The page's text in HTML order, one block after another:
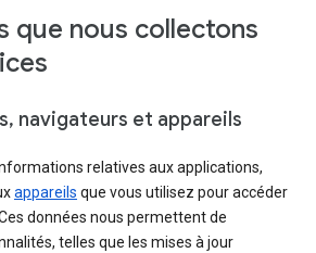
que nous collectons
navigateurs et appareils
relatives aux applications,
appareils que vous utilisez pour accéder
données nous permettent de
telles que les mises à jour